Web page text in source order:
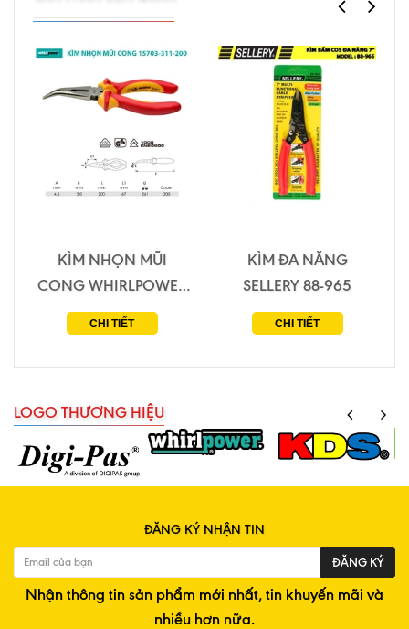
KÌM NHỌN MŨI
CONG WHIRLPOWER
15703-311
CHI TIẾT
KÌM ĐA NĂNG
SELLERY 88-965
CHI TIẾT
LOGO THƯƠNG HIỆU
ĐĂNG KÝ NHẬN TIN
ĐĂNG KÝ
Nhận thông tin sản phẩm mới nhất, tin khuyến mãi và
nhiều hơn nữa.